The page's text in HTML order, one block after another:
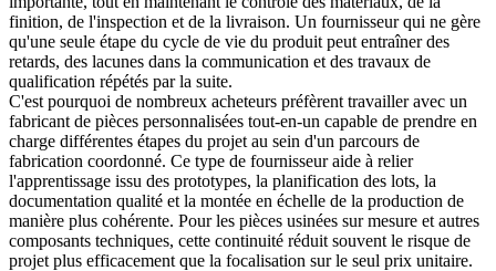
finition, de l'inspection et de la livraison. Un fournisseur qui ne gère
qu'une seule étape du cycle de vie du produit peut entraîner des
retards, des lacunes dans la communication et des travaux de
qualification répétés par la suite.
C'est pourquoi de nombreux acheteurs préfèrent travailler avec un
fabricant de pièces personnalisées tout-en-un capable de prendre en
charge différentes étapes du projet au sein d'un parcours de
fabrication coordonné. Ce type de fournisseur aide à relier
l'apprentissage issu des prototypes, la planification des lots, la
documentation qualité et la montée en échelle de la production de
manière plus cohérente. Pour les pièces usinées sur mesure et autres
composants techniques, cette continuité réduit souvent le risque de
projet plus efficacement que la focalisation sur le seul prix unitaire.